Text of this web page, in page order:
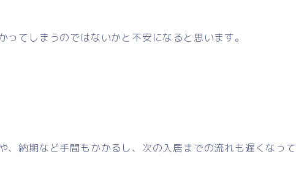
ってしまうのではないかと不安になると思います。
、納期など手間もかかるし、次の入居までの流れも遅くなって